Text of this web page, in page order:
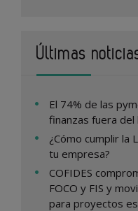
Últimas
El 74% de las
finanzas fuera del
¿Cómo cumplir la
tu empresa?
COFIDES
FOCO y FIS y
para proyectos